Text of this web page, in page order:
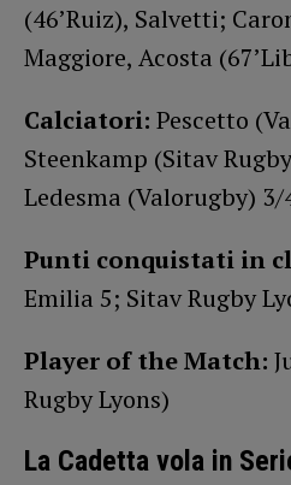
(46’Ruiz), Salvetti;
Maggiore, Acosta
Calciatori: Pescetto
Steenkamp (Sitav
Ledesma (Valorugby) 3/
Punti conquistati in
Emilia 5; Sitav Rugby
Player of the Match:
Rugby Lyons)
La Cadetta vola in